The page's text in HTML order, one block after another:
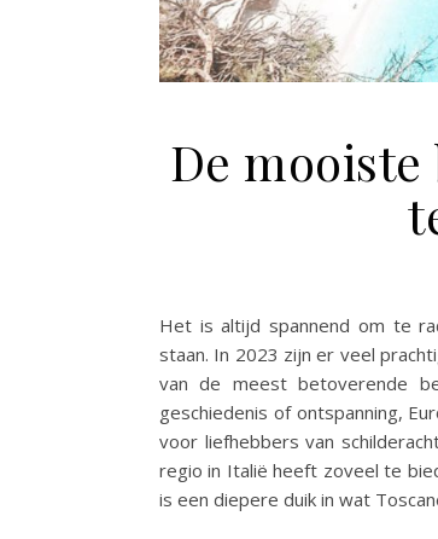
De
Het is altijd spannend om te
staan. In 2023 zijn er veel
van de meest betoverende
geschiedenis of ontspanning,
voor liefhebbers van
regio in Italië heeft zoveel te
is een diepere duik in wat